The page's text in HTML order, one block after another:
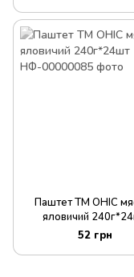
Паштет ТМ ОНІС
яловичий
52 грн